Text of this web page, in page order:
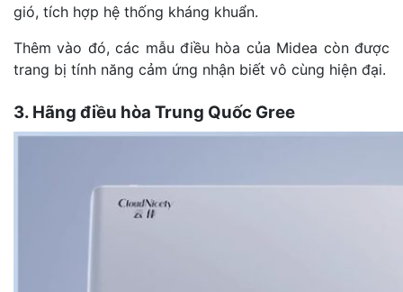
gió, tích hợp hệ thống kháng khuẩn.
Thêm vào đó, các mẫu điều hòa của Midea còn được
trang bị tính năng cảm ứng nhận biết vô cùng hiện đại.
3. Hãng điều hòa Trung Quốc Gree